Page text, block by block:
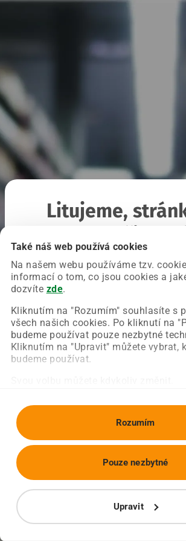
Také náš web používá cookies
Na našem webu používáme tzv.
informací o tom, co jsou cookies a
dozvíte zde.
Kliknutím na "Rozumím" souhlasíte s
všech našich cookies. Po kliknutí na
budeme používat pouze nezbytné
Kliknutím na "Upravit" můžete vybrat,
budeme používat.
Rozumím
Upravit
Pouze nezbytné
Litujeme,
Chyba nastala na naší straně a už
Zkuste prosím znovu načíst
Obnovit stránku Úvodní